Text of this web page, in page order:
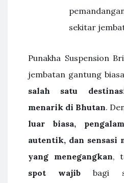
sekitar
Punakha Suspension
jembatan gantung
salah satu
menarik di Bhutan.
luar biasa,
autentik, dan sensasi
yang menegangkan,
spot wajib bagi